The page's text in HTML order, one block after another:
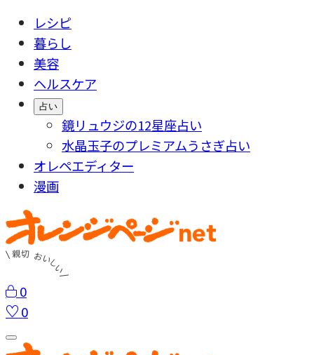
レシピ
暮らし
美容
ヘルスケア
占い
鏡リュウジの12星座占い
水晶玉子のプレミアムうさぎ占い
オレペエディター
漫画
0
0